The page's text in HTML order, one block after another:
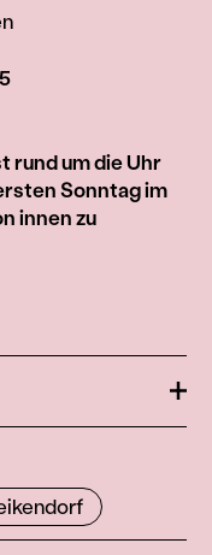
rund um die Uhr
Sonntag im
innen zu